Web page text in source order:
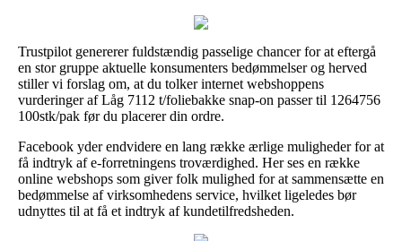
Trustpilot genererer fuldstændig passelige chancer for at eftergå
en stor gruppe aktuelle konsumenters bedømmelser og herved
stiller vi forslag om, at du tolker internet webshoppens
vurderinger af Låg 7112 t/foliebakke snap-on passer til 1264756
100stk/pak før du placerer din ordre.
Facebook yder endvidere en lang række ærlige muligheder for at
få indtryk af e-forretningens troværdighed. Her ses en række
online webshops som giver folk mulighed for at sammensætte en
bedømmelse af virksomhedens service, hvilket ligeledes bør
udnyttes til at få et indtryk af kundetilfredsheden.